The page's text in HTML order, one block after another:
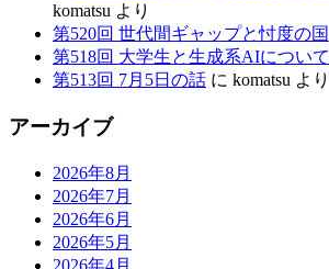
komatsu より
第520回 世代間ギャップと忖度の国
第518回 大学生と生成系AIについて
第513回 7月5日の話 に komatsu より
アーカイブ
2026年8月
2026年7月
2026年6月
2026年5月
2026年4月